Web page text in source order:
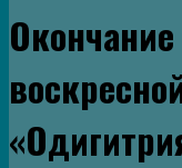
Окончание